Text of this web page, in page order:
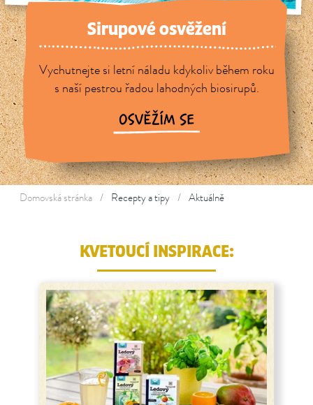
Sirupové osvěžení
Vychutnejte si letní náladu kdykoliv během roku
s naší pestrou řadou lahodných biosirupů.
OSVĚŽÍM SE
Domovská stránka Recepty a tipy Aktuálně
KVETOUCÍ INSPIRACE: